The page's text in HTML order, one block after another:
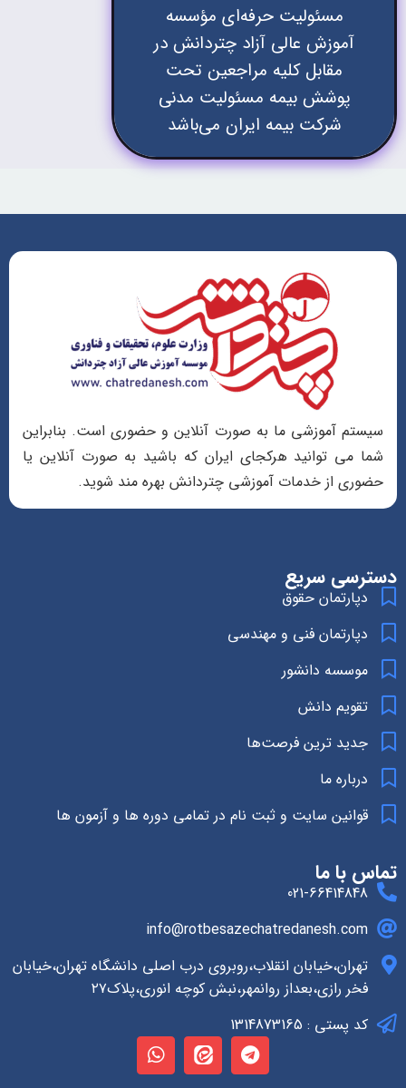
مسئولیت حرفه‌ای مؤسسه
آموزش عالی آزاد چتردانش در
مقابل کلیه مراجعین تحت
پوشش بیمه مسئولیت مدنی
شرکت بیمه ایران می‌باشد
سیستم آموزشی ما به صورت آنلاین و حضوری است. بنابراین
شما می توانید هرکجای ایران که باشید به صورت آنلاین یا
حضوری از خدمات آموزشی چتردانش بهره مند شوید.
دسترسی سریع
دپارتمان حقوق
دپارتمان فنی و مهندسی
موسسه دانشور
تقویم دانش
جدید ترین فرصت‌ها
درباره ما
قوانین سایت و ثبت نام در تمامی دوره ها و آزمون ها
تماس با ما
021-66414848
info@rotbesazechatredanesh.com
تهران،خیابان انقلاب،روبروی درب اصلی دانشگاه تهران،خیابان
فخر رازی،بعداز روانمهر،نبش کوچه انوری،پلاک۲۷
کد پستی : 1314873165